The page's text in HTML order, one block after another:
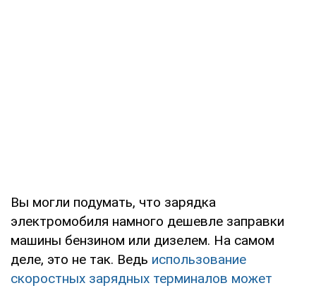
Вы могли подумать, что зарядка
электромобиля намного дешевле заправки
машины бензином или дизелем. На самом
деле, это не так. Ведь использование
скоростных зарядных терминалов может